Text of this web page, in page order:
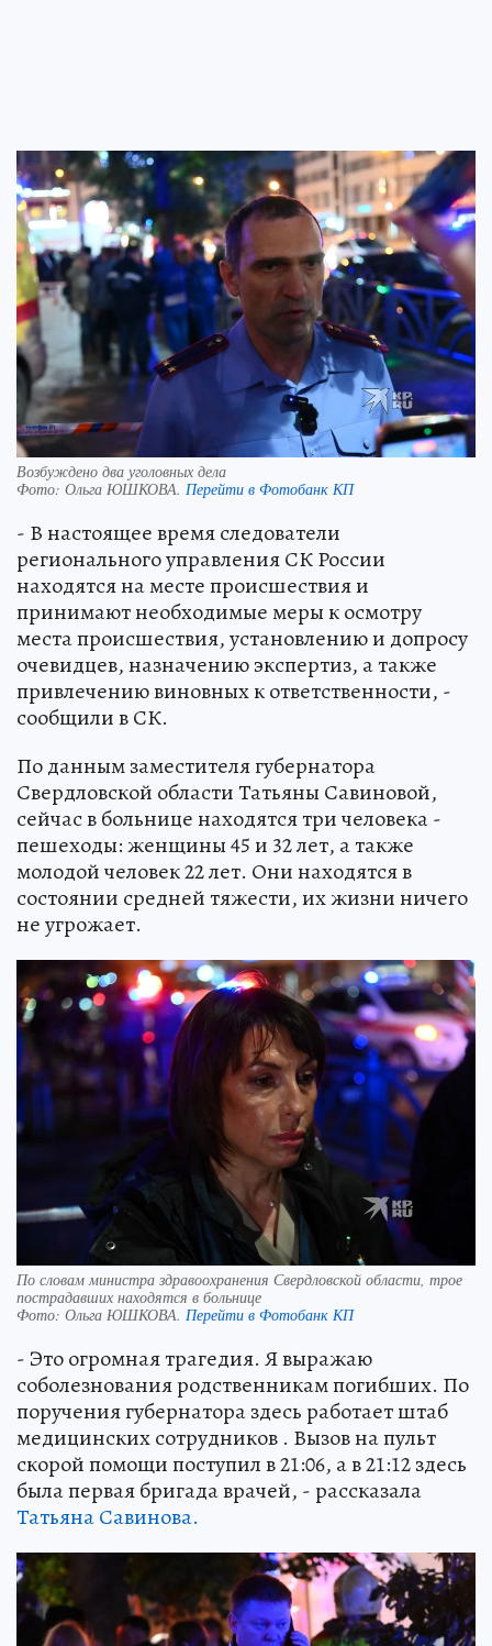
Возбуждено два уголовных дела
Фото: Ольга ЮШКОВА. Перейти в Фотобанк КП
- В настоящее время следователи
регионального управления СК России
находятся на месте происшествия и
принимают необходимые меры к осмотру
места происшествия, установлению и допросу
очевидцев, назначению экспертиз, а также
привлечению виновных к ответственности, -
сообщили в СК.
По данным заместителя губернатора
Свердловской области Татьяны Савиновой,
сейчас в больнице находятся три человека -
пешеходы: женщины 45 и 32 лет, а также
молодой человек 22 лет. Они находятся в
состоянии средней тяжести, их жизни ничего
не угрожает.
По словам министра здравоохранения Свердловской области, трое
пострадавших находятся в больнице
Фото: Ольга ЮШКОВА. Перейти в Фотобанк КП
- Это огромная трагедия. Я выражаю
соболезнования родственникам погибших. По
поручения губернатора здесь работает штаб
медицинских сотрудников . Вызов на пульт
скорой помощи поступил в 21:06, а в 21:12 здесь
была первая бригада врачей, - рассказала
Татьяна Савинова.